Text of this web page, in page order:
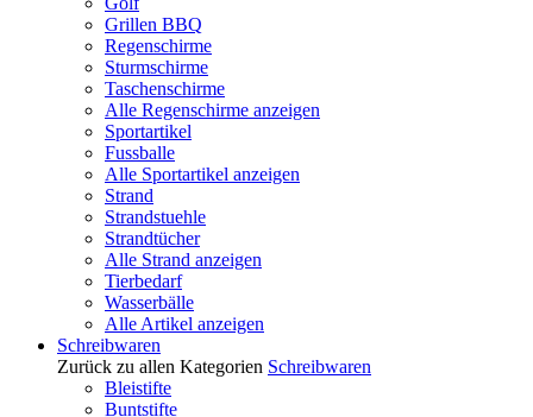
Grillen BBQ
Regenschirme
Sturmschirme
Taschenschirme
Alle Regenschirme anzeigen
Sportartikel
Fussballe
Alle Sportartikel anzeigen
Strand
Strandstuehle
Strandtücher
Alle Strand anzeigen
Tierbedarf
Wasserbälle
Alle Artikel anzeigen
Schreibwaren
Zurück zu allen Kategorien Schreibwaren
Bleistifte
Buntstifte